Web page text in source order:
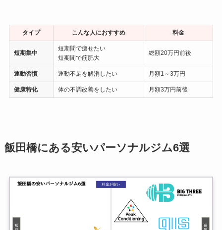
タイプ こんな人におすすめ 料金
短期集中
短期間で痩せたい
短期間で筋肥大
総額20万円前後
運動習慣 運動不足を解消したい 月額1～3万円
健康特化 体の不調改善をしたい 月額3万円前後
飯田橋にある安いパーソナルジム6選